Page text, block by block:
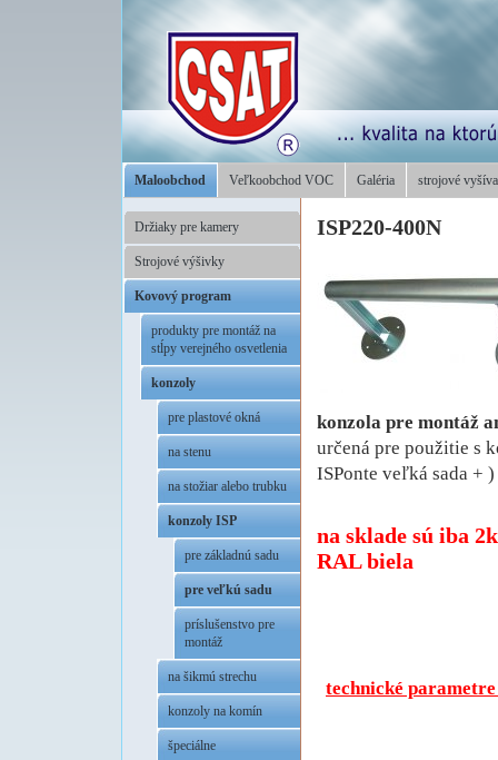
Maloobchod Veľkoobchod VOC Galéria strojové
Držiaky pre kamery
Strojové výšivky
Kovový program
produkty pre montáž na
stĺpy verejného osvetlenia
konzoly
pre plastové okná
na stenu
na stožiar alebo trubku
konzoly ISP
pre základnú sadu
pre veľkú sadu
príslušenstvo pre
montáž
na šikmú strechu
konzoly na komín
špeciálne
ISP220-400N
konzola pre montáž
určená pre použitie s
ISPonte veľká sada +
na sklade sú iba
RAL biela
technické